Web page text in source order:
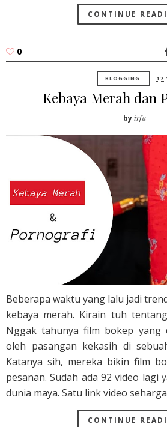
CONTINUE
0
BLOGGING
Kebaya Merah dan
byirfa
Beberapa waktu yang lalu jadi
kebaya merah. Kirain tuh
Nggak tahunya film bokep yang
oleh pasangan kekasih di
Katanya sih, mereka bikin film
pesanan. Sudah ada 92 video lagi
dunia maya. Satu link video seharga
CONTINUE